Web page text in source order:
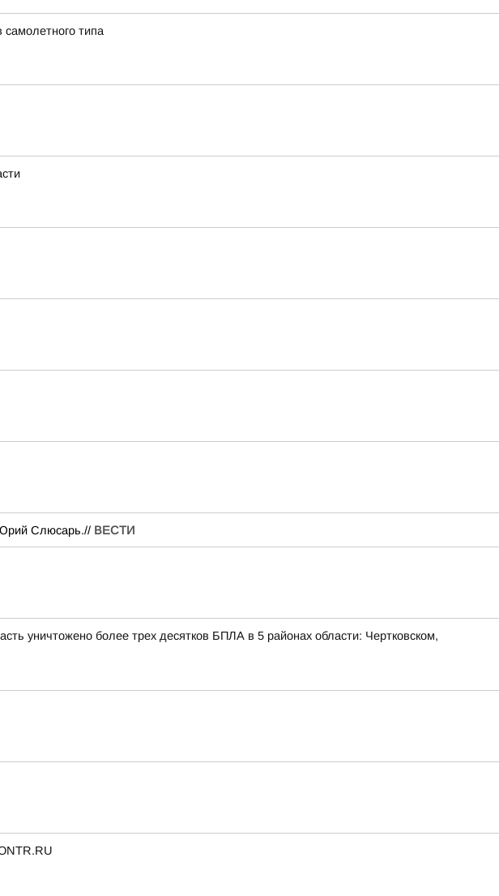
типа
Юрий Слюсарь.// ВЕСТИ
уничтожено более трех десятков БПЛА в 5 районах области: Чертковском,